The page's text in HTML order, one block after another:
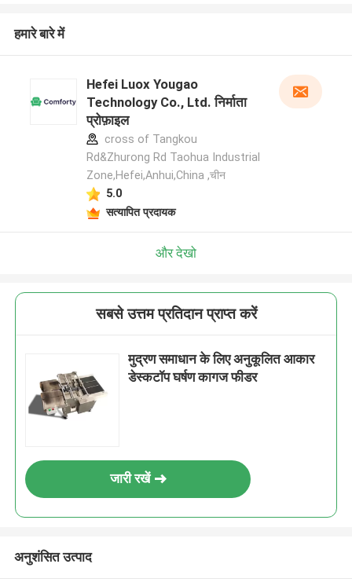
हमारे बारे में
Hefei Luox Yougao
Technology Co., Ltd. निर्माता
प्रोफ़ाइल
cross of Tangkou
Rd&Zhurong Rd Taohua Industrial
Zone,Hefei,Anhui,China ,चीन
5.0
सत्यापित प्रदायक
और देखो
सबसे उत्तम प्रतिदान प्राप्त करें
मुद्रण समाधान के लिए अनुकूलित आकार
डेस्कटॉप घर्षण कागज फीडर
जारी रखें
अनुशंसित उत्पाद